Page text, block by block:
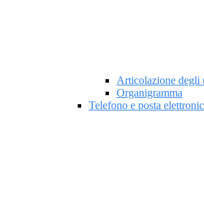
Articolazione degli
Organigramma
Telefono e posta